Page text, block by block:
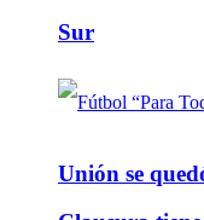
Sur
Unión se